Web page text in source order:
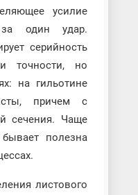
усилие
за один удар.
серийность
точности, но
на гильотине
причем с
сечения. Чаще
полезна
листового